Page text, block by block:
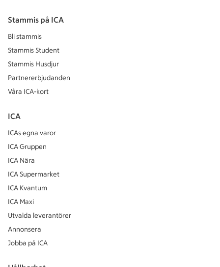
Stammis på ICA
Bli stammis
Stammis Student
Stammis Husdjur
Partnererbjudanden
Våra ICA-kort
ICA
ICAs egna varor
ICA Gruppen
ICA Nära
ICA Supermarket
ICA Kvantum
ICA Maxi
Utvalda leverantörer
Annonsera
Jobba på ICA